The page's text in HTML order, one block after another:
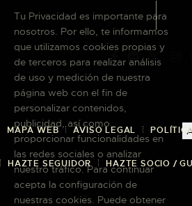
MAPA WEB AVISO LEGAL
HAZTE SEGUIDOR HAZTE SOCIO /
Tu Privacidad es importante para
nosotros. Por ello, te informamos
que utilizamos cookies propias y
de terceros para realizar análisis
de uso y medición de nuestra
página web con el fin de
personalizar contenidos,
publicidad, así como
proporcionar funcionalidades en
las redes sociales o analizar
nuestro tráfico. Para continuar
acepta la configuración de
nuestras cookies. Puede obtener